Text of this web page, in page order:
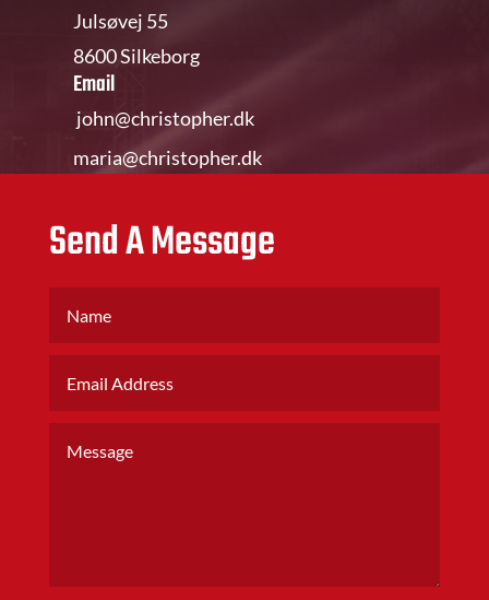
Julsøvej 55
8600 Silkeborg
Email
john@christopher.dk
maria@christopher.dk
Send A Message